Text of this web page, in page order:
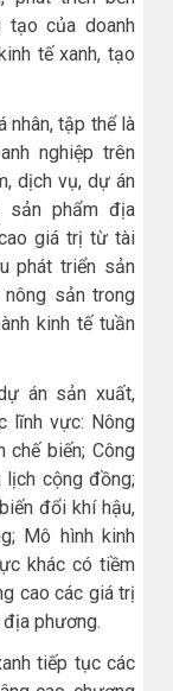
tạo của doanh
tế xanh, tạo
nhân, tập thể là
nghiệp trên
dịch vụ, dự án
sản phẩm địa
giá trị từ tài
phát triển sản
sản trong
kinh tế tuần
án sản xuất,
lĩnh vực: Nông
chế biến; Công
lịch cộng đồng;
đổi khí hậu,
Mô hình kinh
khác có tiềm
cao các giá trị
phương.
tiếp tục các